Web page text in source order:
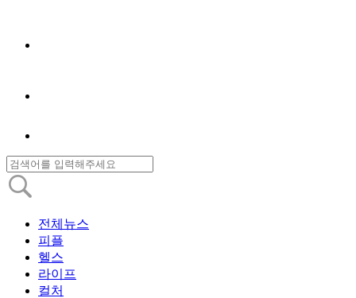
전체뉴스
피플
헬스
라이프
컬처